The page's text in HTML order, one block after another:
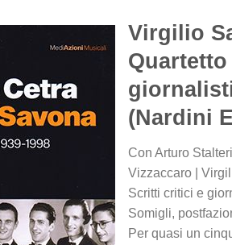
Virgilio
(Nardini
Con Arturo
Vizzaccaro |
Scritti critici e
Somigli,
Per quasi un